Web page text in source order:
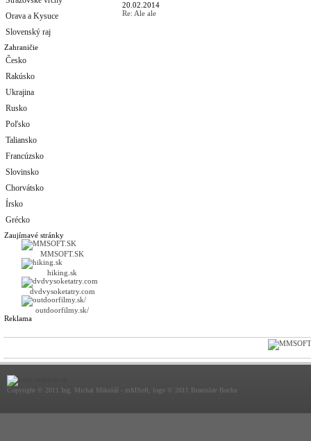
Orava a Kysuce
Slovenský raj
Zahraničie
Česko
Rakúsko
Ukrajina
Rusko
Poľsko
Taliansko
Francúzsko
Slovinsko
Chorvátsko
Írsko
Grécko
Zaujímavé stránky
MMSOFT.SK
hiking.sk
dvdvysoketatry.com
outdoorfilmy.sk/
Reklama
20.02.2014
Re: Ale ale
Copyright © 2011 Ing. Michal Mikuláš - mMSoft, logo © 2011 Branislav Bucha